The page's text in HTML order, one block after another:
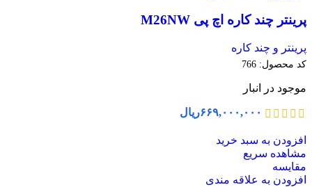
پرینتر چند کاره اچ پی M26NW
پرینتر و چند کاره
کد محصول: 766
موجود در انبار
۶۶۹,۰۰۰,۰۰۰ریال
افزودن به سبد خرید
مشاهده سریع
مقایسه
افزودن به علاقه مندی